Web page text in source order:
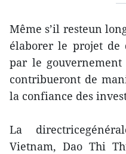
Même s’il resteun
élaborer le projet de
par le gouvernement
contribueront de
la confiance des
La
Vietnam, Dao Thi